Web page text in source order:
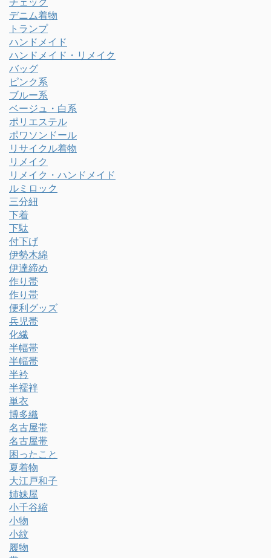
デニム着物
トランプ
ハンドメイド
ハンドメイド・リメイク
バッグ
ピンク系
ブルー系
ベージュ・白系
ポリエステル
ポワソンドール
リサイクル着物
リメイク
リメイク・ハンドメイド
ルミロック
三分紐
下着
下駄
付下げ
伊勢木綿
伊達締め
作り帯
作り帯
便利グッズ
兵児帯
化繊
半幅帯
半幅帯
半衿
半襦袢
単衣
博多織
名古屋帯
名古屋帯
困ったこと
夏着物
大江戸和子
姉妹屋
小千谷縮
小物
小紋
履物